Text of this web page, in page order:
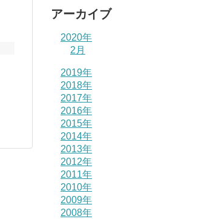
アーカイブ
2020年
2月
2019年
2018年
2017年
2016年
2015年
2014年
2013年
2012年
2011年
2010年
2009年
2008年